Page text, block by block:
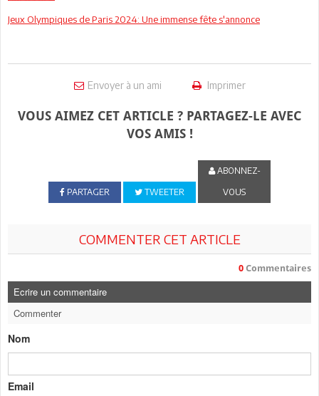
Jeux Olympiques de Paris 2024: Une immense fête s'annonce
Envoyer à un ami Imprimer
VOUS AIMEZ CET ARTICLE ? PARTAGEZ-LE AVEC
VOS AMIS !
PARTAGER TWEETER
ABONNEZ-
VOUS
COMMENTER CET ARTICLE
0 Commentaires
Ecrire un commentaire
Commenter
Nom
Email